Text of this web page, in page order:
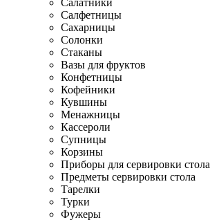
Салатники
Салфетницы
Сахарницы
Солонки
Стаканы
Вазы для фруктов
Конфетницы
Кофейники
Кувшины
Менажницы
Кассероли
Супницы
Корзины
Приборы для сервировки стола
Предметы сервировки стола
Тарелки
Турки
Фужеры